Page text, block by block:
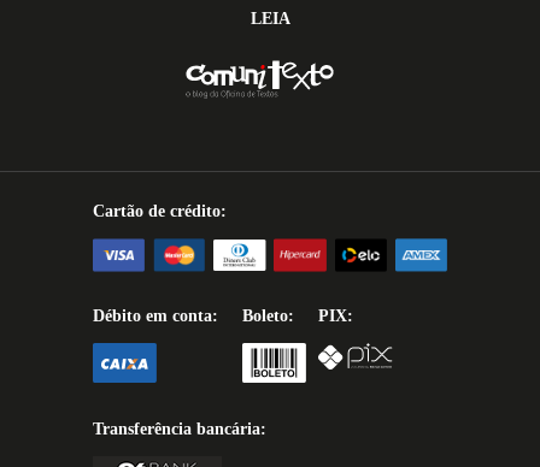
LEIA
Cartão de crédito:
Débito em conta: Boleto: PIX:
Transferência bancária: